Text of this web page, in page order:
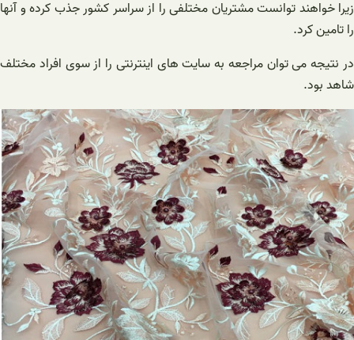
زیرا خواهند توانست مشتریان مختلفی را از سراسر کشور جذب کرده و آنها
را تامین کرد.
در نتیجه می توان مراجعه به سایت های اینترنتی را از سوی افراد مختلف
شاهد بود.